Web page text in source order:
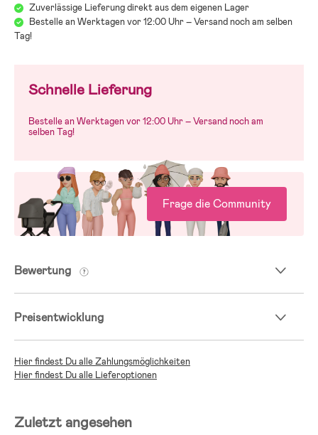
Zuverlässige Lieferung direkt aus dem eigenen Lager
Bestelle an Werktagen vor 12:00 Uhr – Versand noch am selben
Tag!
Schnelle Lieferung
Bestelle an Werktagen vor 12:00 Uhr – Versand noch am
selben Tag!
Frage die Community
Bewertung
Preisentwicklung
Hier findest Du alle Zahlungsmöglichkeiten
Hier findest Du alle Lieferoptionen
Zuletzt angesehen